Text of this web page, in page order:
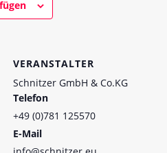
VERANSTALTER
Schnitzer GmbH & Co.KG
Telefon
+49 (0)781 125570
E-Mail